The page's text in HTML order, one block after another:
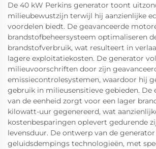
De 40 kW Perkins generator toont
milieubewustzijn terwijl hij aanzienlijke
voordelen biedt. De geavanceerde
brandstofbeheersysteem optimaliseren
brandstofverbruik, wat resulteert in
lagere exploitatiekosten. De generator
milieuvoorschriften door zijn
emissiecontrolesystemen, waardoor hij
gebruik in milieusensitieve gebieden. De
van de eenheid zorgt voor een lager
kilowatt-uur gegenereerd, wat
kostenbesparingen oplevert gedurende
levensduur. De ontwerp van de
geluidsdempings technologieën, met